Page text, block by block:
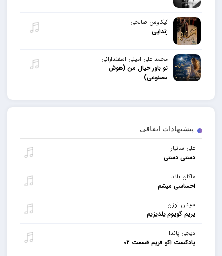
پیشنهادات اتفاقی
علی سانیار
دستی دستی
ماکان باند
احساسی میشم
سینان اوزن
یریم گویوم یلدیزیم
دیجی پاندا
پادکست اکو فریم قسمت ۰۲
کیکاوس صالحی
زندایی
محمد علی امینی اسفندارانی
تو باور خیال من (هوش
مصنوعی)